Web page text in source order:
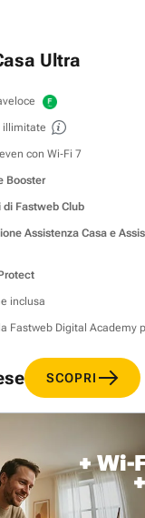
Ultra
illimitate
con Wi‑Fi 7
Booster
di Fastweb Club
Assistenza Casa e
inclusa
Fastweb Digital Academy
SCOPRI
+ Wi-